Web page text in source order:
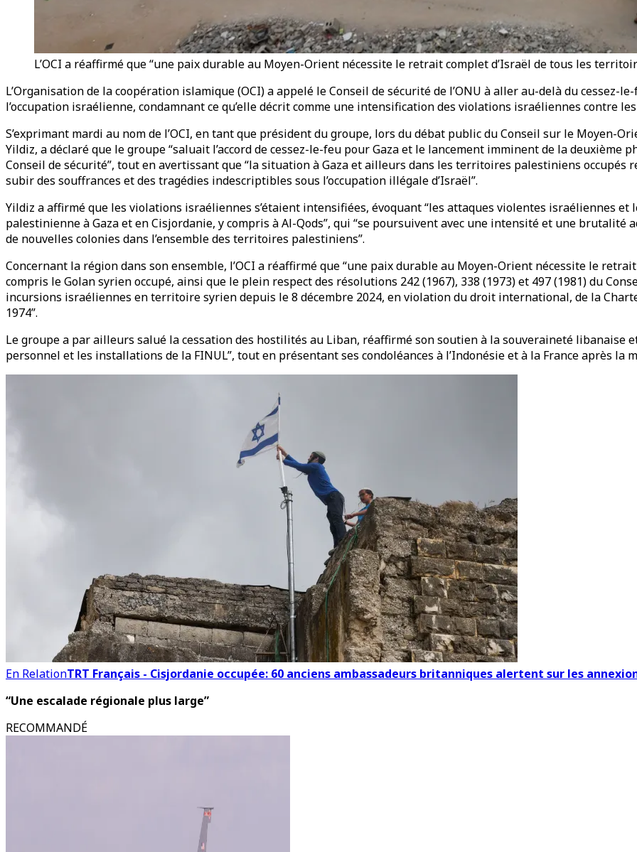
L’OCI a réaffirmé que “une paix durable au Moyen-Orient nécessite le retrait complet d’Israël de tous les
L’Organisation de la coopération islamique (OCI) a appelé le Conseil de sécurité de l’ONU à aller au-delà du cessez-
l’occupation israélienne, condamnant ce qu’elle décrit comme une intensification des violations israéliennes contre
S’exprimant mardi au nom de l’OCI, en tant que président du groupe, lors du débat public du Conseil sur le Moyen-
Yildiz, a déclaré que le groupe “saluait l’accord de cessez-le-feu pour Gaza et le lancement imminent de la deuxième
Conseil de sécurité”, tout en avertissant que “la situation à Gaza et ailleurs dans les territoires palestiniens
subir des souffrances et des tragédies indescriptibles sous l’occupation illégale d’Israël”.
Yildiz a affirmé que les violations israéliennes s’étaient intensifiées, évoquant “les attaques violentes israéliennes
palestinienne à Gaza et en Cisjordanie, y compris à Al-Qods”, qui “se poursuivent avec une intensité et une brutalité
de nouvelles colonies dans l’ensemble des territoires palestiniens”.
Concernant la région dans son ensemble, l’OCI a réaffirmé que “une paix durable au Moyen-Orient nécessite le
compris le Golan syrien occupé, ainsi que le plein respect des résolutions 242 (1967), 338 (1973) et 497 (1981) du
incursions israéliennes en territoire syrien depuis le 8 décembre 2024, en violation du droit international, de la
1974”.
Le groupe a par ailleurs salué la cessation des hostilités au Liban, réaffirmé son soutien à la souveraineté libanaise
personnel et les installations de la FINUL”, tout en présentant ses condoléances à l’Indonésie et à la France après la
En RelationTRT Français - Cisjordanie occupée: 60 anciens ambassadeurs britanniques alertent sur les
“Une escalade régionale plus large”
RECOMMANDÉ